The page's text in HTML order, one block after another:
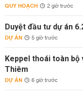
QUY HOẠCH 2 giờ trước
Duyệt đầu tư dự án
DỰ ÁN 5 giờ trước
Keppel thoái toàn bộ
Thiêm
DỰ ÁN 6 giờ trước